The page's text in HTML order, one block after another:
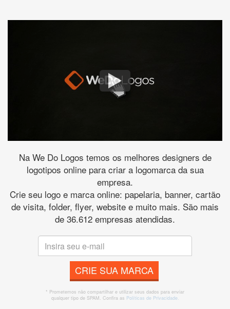
Na We Do Logos temos os melhores designers de
logotipos online para criar a logomarca da sua
empresa.
Crie seu logo e marca online: papelaria, banner, cartão
de visita, folder, flyer, website e muito mais. São mais
de 36.612 empresas atendidas.
CRIE SUA MARCA
* Prometemos não compartilhar e utilizar seus dados para enviar
qualquer tipo de SPAM. Confira as Políticas de Privacidade.